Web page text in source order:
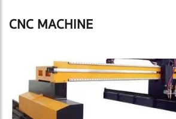
CNC MACHINE